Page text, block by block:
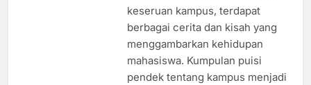
keseruan kampus, terdapat
berbagai cerita dan kisah yang
menggambarkan kehidupan
mahasiswa. Kumpulan puisi
pendek tentang kampus menjadi